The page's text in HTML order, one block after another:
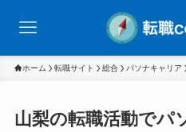
ホーム 転職サイト 総合 パソナキャリア
山梨の転職活動でパ